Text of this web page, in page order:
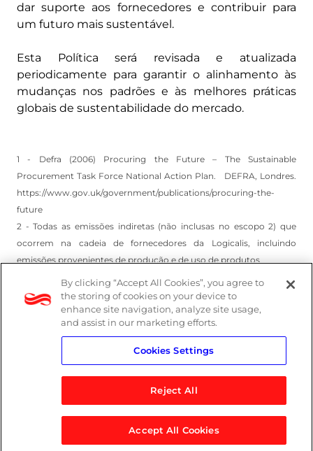
dar suporte aos fornecedores e contribuir para
um futuro mais sustentável.
Esta Política será revisada e atualizada
periodicamente para garantir o alinhamento às
mudanças nos padrões e às melhores práticas
globais de sustentabilidade do mercado.
1 - Defra (2006) Procuring the Future – The Sustainable
Procurement Task Force National Action Plan. DEFRA, Londres.
https://www.gov.uk/government/publications/procuring-the-
future
2 - Todas as emissões indiretas (não inclusas no escopo 2) que
ocorrem na cadeia de fornecedores da Logicalis, incluindo
emissões provenientes de produção e de uso de produtos
© 2026 Logicalis Group
By clicking “Accept All Cookies”, you agree to
the storing of cookies on your device to
enhance site navigation, analyze site usage,
and assist in our marketing efforts.
Cookies Settings
Reject All
Accept All Cookies